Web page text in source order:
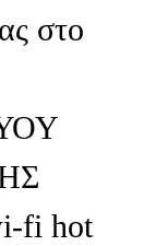
στο
fi hot